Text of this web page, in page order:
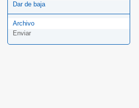
Dar de baja
Archivo
Enviar